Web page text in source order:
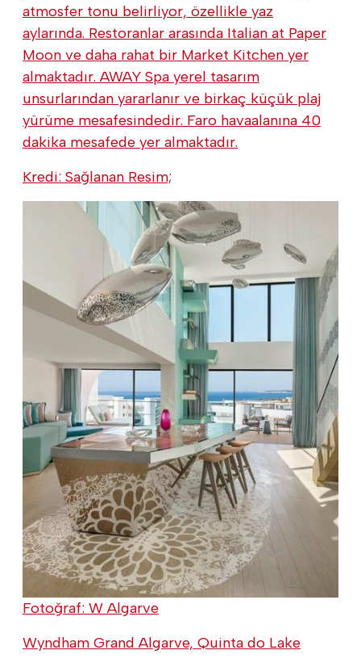
atmosfer tonu belirliyor, özellikle yaz
aylarında. Restoranlar arasında Italian at Paper
Moon ve daha rahat bir Market Kitchen yer
almaktadır. AWAY Spa yerel tasarım
unsurlarından yararlanır ve birkaç küçük plaj
yürüme mesafesindedir. Faro havaalanına 40
dakika mesafede yer almaktadır.
Kredi: Sağlanan Resim;
Fotoğraf: W Algarve
Wyndham Grand Algarve, Quinta do Lake